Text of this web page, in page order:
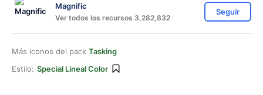
Magnific
Ver todos los recursos 3,282,832
Seguir
Más iconos del pack Tasking
Estilo: Special Lineal Color